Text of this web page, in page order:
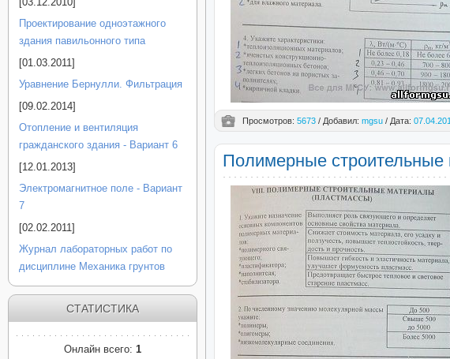
Просмотров: 5673 / Добавил: mgsu / Дата:
Полимерные
Проектирование одноэтажного
здания павильонного типа
[01.03.2011]
Уравнение Бернулли. Фильтрация
[09.02.2014]
Отопление и вентиляция
гражданского здания - Вариант 6
[12.01.2013]
Электромагнитное поле - Вариант
7
[02.02.2011]
Журнал лабораторных работ по
дисциплине Механика грунтов
СТАТИСТИКА
Онлайн всего: 1